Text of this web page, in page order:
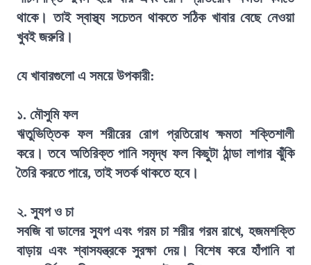
থাকে। তাই স্বাস্থ্য সচেতন থাকতে সঠিক খাবার বেছে নেওয়া
খুবই জরুরি।
যে খাবারগুলো এ সময়ে উপকারী:
১. মৌসুমি ফল
ঋতুভিত্তিক ফল শরীরের রোগ প্রতিরোধ ক্ষমতা শক্তিশালী
করে। তবে অতিরিক্ত পানি সমৃদ্ধ ফল কিছুটা ঠান্ডা লাগার ঝুঁকি
তৈরি করতে পারে, তাই সতর্ক থাকতে হবে।
২. স্যুপ ও চা
সবজি বা ডালের স্যুপ এবং গরম চা শরীর গরম রাখে, হজমশক্তি
বাড়ায় এবং শ্বাসযন্ত্রকে সুরক্ষা দেয়। বিশেষ করে হাঁপানি বা